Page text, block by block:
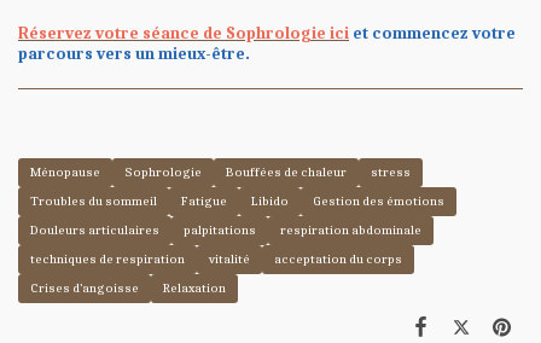
Réservez votre séance de Sophrologie ici et commencez votre
parcours vers un mieux-être.
Ménopause Sophrologie Bouffées de chaleur
stress
Troubles du sommeil
Fatigue Libido
Gestion des émotions
Douleurs articulaires
palpitations
respiration abdominale
techniques de respiration
vitalité
acceptation du corps
Crises d’angoisse
Relaxation